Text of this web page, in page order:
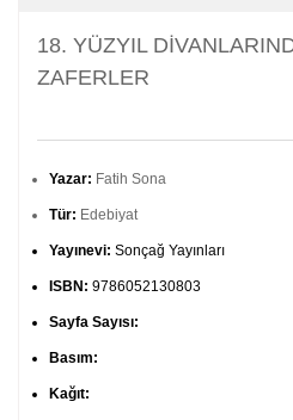
18. YÜZYIL
ZAFERLER
Yazar: Fatih Sona
Tür: Edebiyat
Yayınevi: Sonçağ Yayınları
ISBN: 9786052130803
Sayfa Sayısı:
Basım:
Kağıt: